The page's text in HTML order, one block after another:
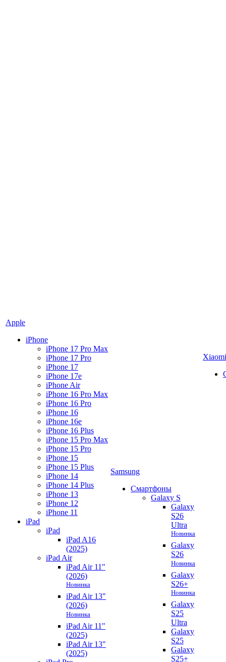
Apple
iPhone
iPhone 17 Pro Max
iPhone 17 Pro
iPhone 17
iPhone 17e
iPhone Air
iPhone 16 Pro Max
iPhone 16 Pro
iPhone 16
iPhone 16e
iPhone 16 Plus
iPhone 15 Pro Max
iPhone 15 Pro
iPhone 15
iPhone 15 Plus
iPhone 14
iPhone 14 Plus
iPhone 13
iPhone 12
iPhone 11
iPad
iPad
iPad A16
(2025)
iPad Air
iPad Air 11"
(2026)
Новинка
iPad Air 13"
(2026)
Новинка
iPad Air 11"
(2025)
iPad Air 13"
(2025)
Samsung
Смартфоны
Galaxy S
Galaxy
S26
Ultra
Новинка
Galaxy
S26
Новинка
Galaxy
S26+
Новинка
Galaxy
S25
Ultra
Galaxy
S25
Galaxy
S25+
Xiaomi